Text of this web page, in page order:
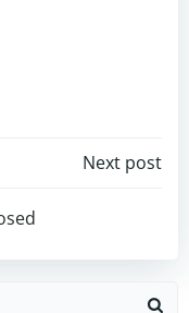
Next post